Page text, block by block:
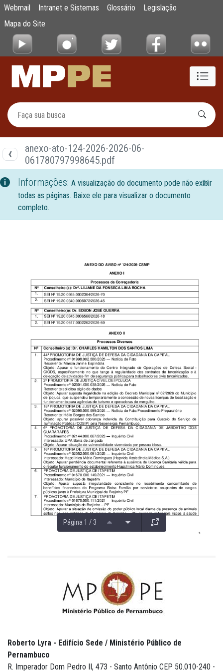
Pular para o Conteúdo principal
Documentos
Webmail Intranet e Sistemas Glossário
Legislação
Mapa do Site
anexo-ato-124-2026-2026-06-
061780797998645.pdf
Informações: A visualização do documento pode não exibir
todas as páginas. Baixe ele para visualizar o documento
completo.
Página 1 / 3
Roberto Lyra - Edifício Sede / Ministério Público de
Pernambuco
R. Imperador Dom Pedro II, 473 - Santo Antônio CEP 50.010-240 -